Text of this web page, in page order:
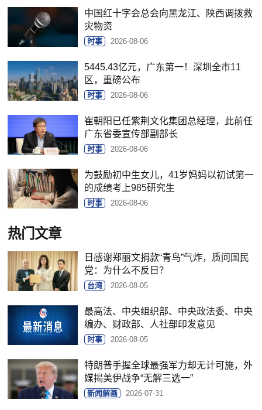
中国红十字会总会向黑龙江、陕西调拨救
灾物资
时事 2026-08-06
5445.43亿元，广东第一！深圳全市11
区，重磅公布
时事 2026-08-06
崔朝阳已任紫荆文化集团总经理，此前任
广东省委宣传部副部长
时事 2026-08-06
为鼓励初中生女儿，41岁妈妈以初试第一
的成绩考上985研究生
时事 2026-08-06
热门文章
日感谢郑丽文捐款“青鸟”气炸，质问国民
党：为什么不反日？
台湾 2026-08-05
最高法、中央组织部、中央政法委、中央
编办、财政部、人社部印发意见
时事 2026-08-05
特朗普手握全球最强军力却无计可施，外
媒揭美伊战争“无解三选一”
新闻解画 2026-07-31